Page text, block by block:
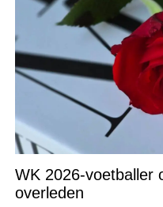
WK 2026-voetballer
overleden